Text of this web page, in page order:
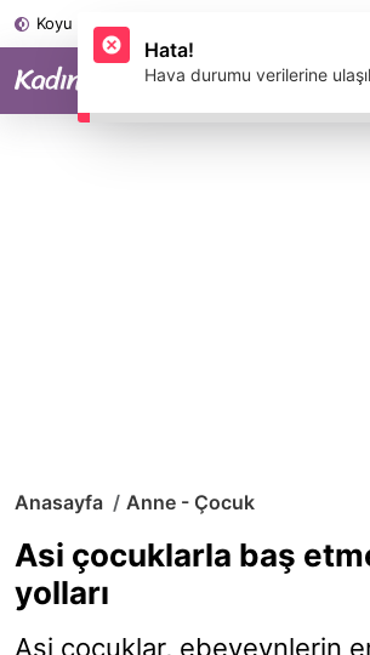
Koyu Mod
Anasayfa Anne - Çocuk
Asi çocuklarla baş
yolları
Asi çocuklar, ebeveynlerin